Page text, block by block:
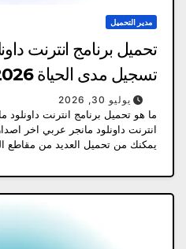
مدير التحميل
تحميل برنامج انترنت
تسجيل مدى الحياة IDM 2026
يوليو 30, 2026
يمكنك من تحميل العديد من مقاطع